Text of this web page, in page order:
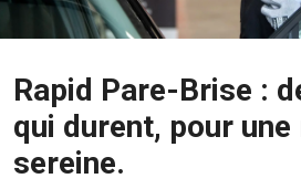
Rapid Pare-Brise :
qui durent, pour
sereine.